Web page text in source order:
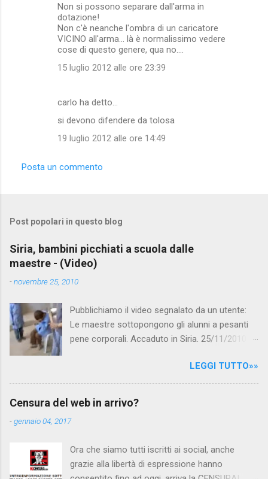
Non si possono separare dall'arma in
dotazione!
Non c'è neanche l'ombra di un caricatore
VICINO all'arma... là è normalissimo vedere
cose di questo genere, qua no....
15 luglio 2012 alle ore 23:39
carlo ha detto…
si devono difendere da tolosa
19 luglio 2012 alle ore 14:49
Posta un commento
Post popolari in questo blog
Siria, bambini picchiati a scuola dalle
maestre - (Video)
-novembre 25, 2010
Pubblichiamo il video segnalato da un utente:
Le maestre sottopongono gli alunni a pesanti
pene corporali. Accaduto in Siria. 25/11/2010
Canale 5 "Forum" si è interessato al caso,
interpellando prontamente l'ambasciata siriana,
per fare luce sulla vicenda: è emerso che il
scuola. LEGGI IL SERVIZIO . staff
nocensura.com Condividi su Facebook
LEGGI TUTTO»»
Censura del web in arrivo?
-gennaio 04, 2017
Ora che siamo tutti iscritti ai social, anche
grazie alla libertà di espressione hanno